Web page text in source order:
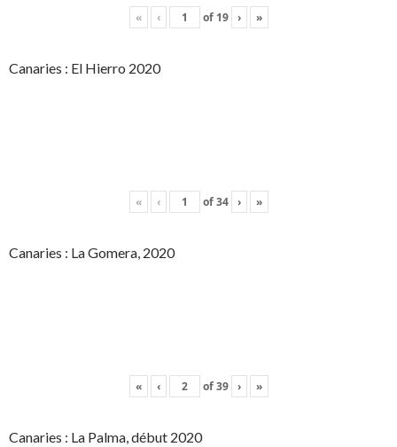
« ‹ of 19 › »
Canaries : El Hierro 2020
« ‹ of34 › »
Canaries : La Gomera, 2020
« ‹ of39 › »
Canaries : La Palma, début 2020